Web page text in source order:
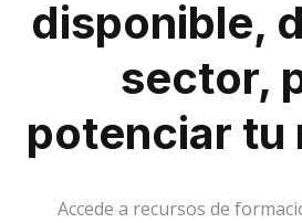
disponible,
sector,
potenciar tu
Accede a recursos de